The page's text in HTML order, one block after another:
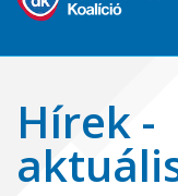
Hírek -